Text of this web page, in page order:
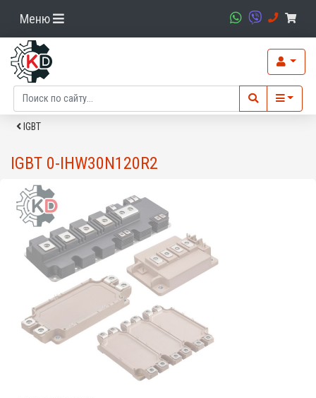
Меню
IGBT
IGBT 0-IHW30N120R2